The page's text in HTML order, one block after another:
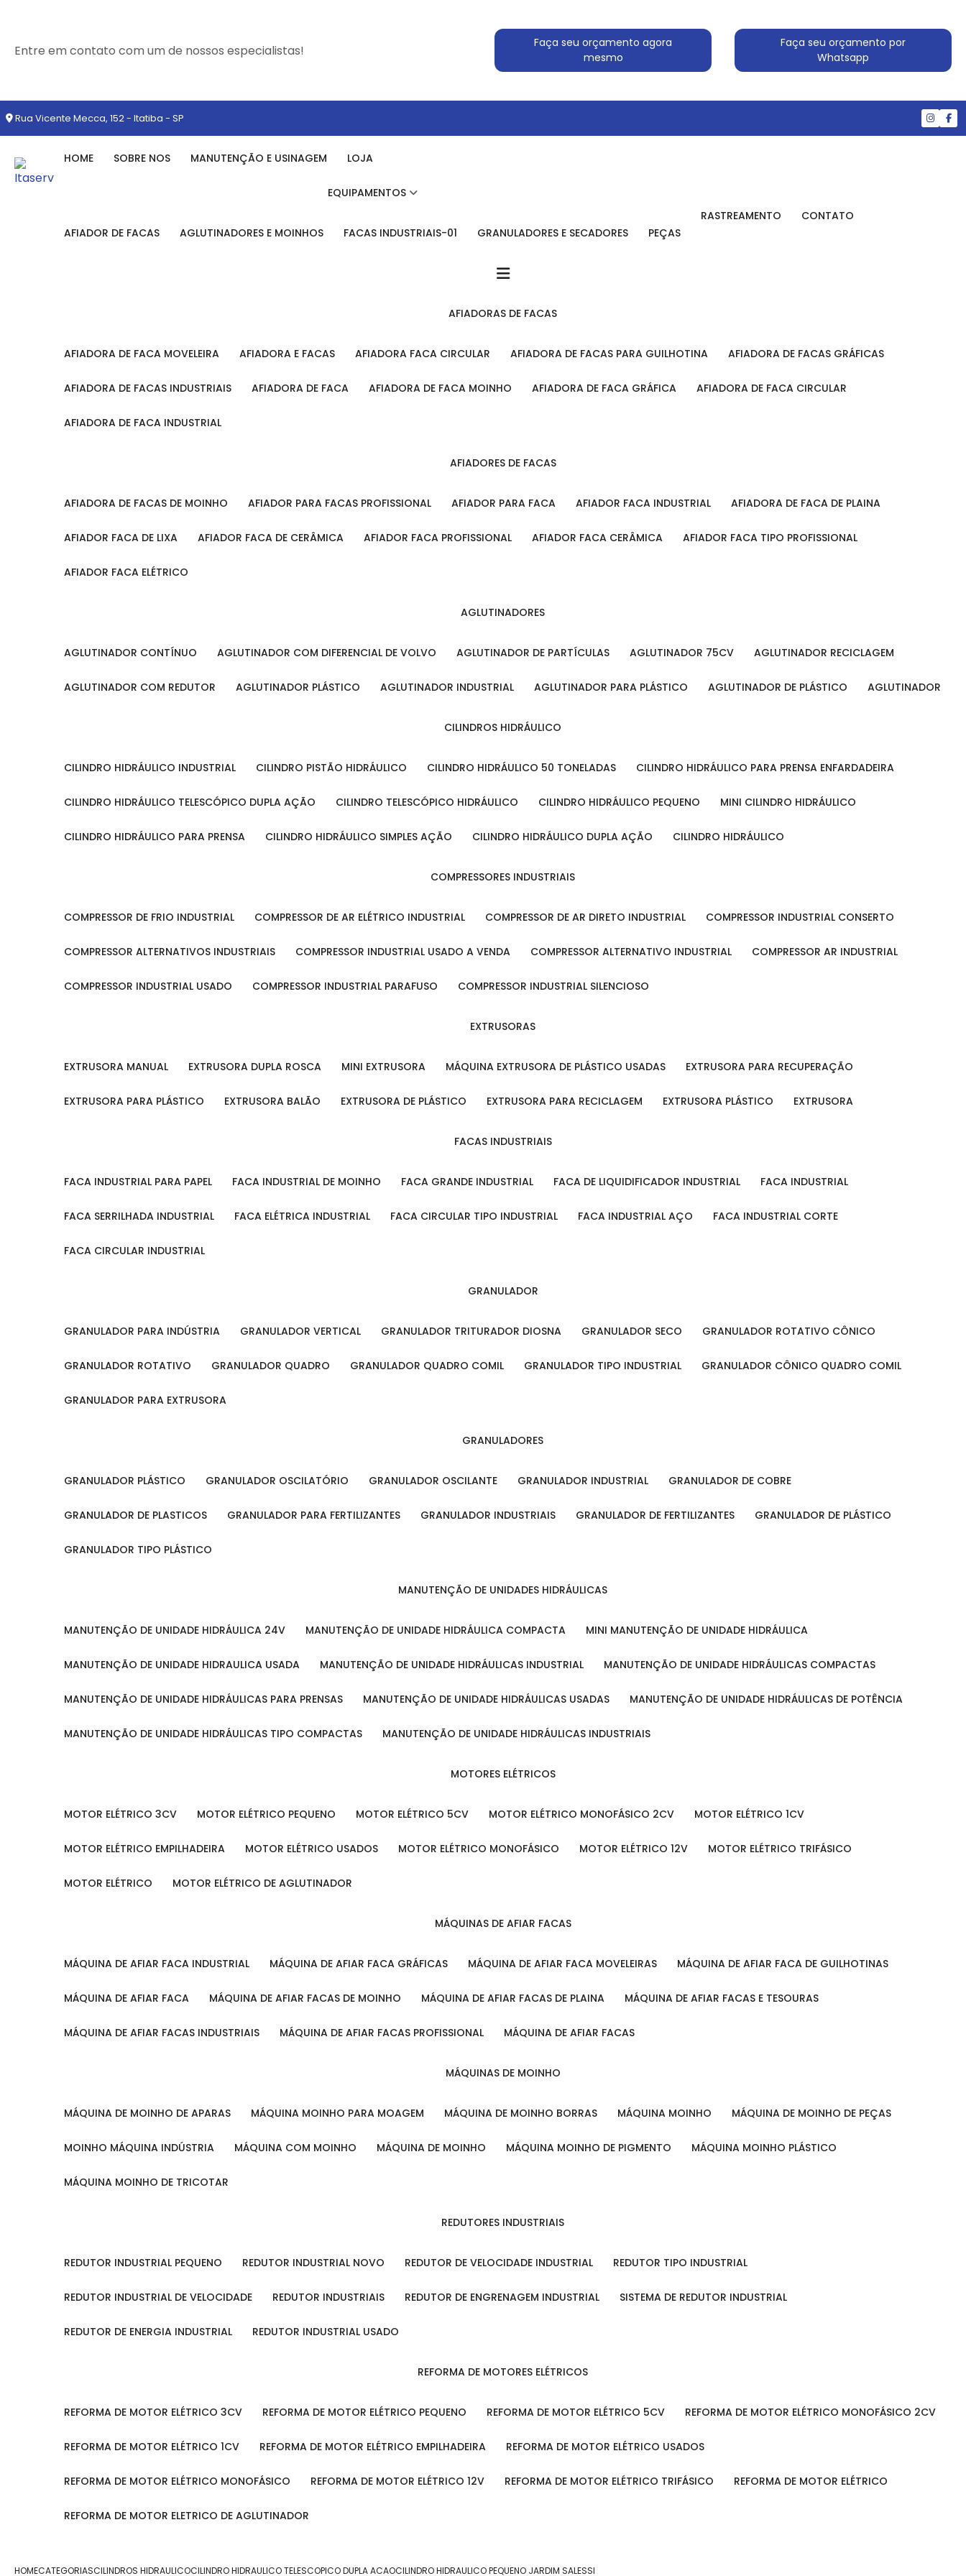
Entre em contato com um de nossos especialistas!
Faça seu orçamento agora
mesmo
Faça seu orçamento por
Whatsapp
Rua Vicente Mecca, 152 - Itatiba - SP
HOME SOBRE NOS MANUTENÇÃO E USINAGEM LOJA
EQUIPAMENTOS
AFIADOR DE FACAS AGLUTINADORES E MOINHOS FACAS INDUSTRIAIS-01 GRANULADORES E SECADORES PEÇAS
RASTREAMENTO CONTATO
AFIADORAS DE FACAS
AFIADORA DE FACA MOVELEIRA AFIADORA E FACAS AFIADORA FACA CIRCULAR AFIADORA DE FACAS PARA GUILHOTINA AFIADORA DE FACAS GRÁFICAS
AFIADORA DE FACAS INDUSTRIAIS AFIADORA DE FACA AFIADORA DE FACA MOINHO AFIADORA DE FACA GRÁFICA AFIADORA DE FACA CIRCULAR
AFIADORA DE FACA INDUSTRIAL
AFIADORES DE FACAS
AFIADORA DE FACAS DE MOINHO AFIADOR PARA FACAS PROFISSIONAL AFIADOR PARA FACA AFIADOR FACA INDUSTRIAL AFIADORA DE FACA DE PLAINA
AFIADOR FACA DE LIXA AFIADOR FACA DE CERÂMICA AFIADOR FACA PROFISSIONAL AFIADOR FACA CERÂMICA AFIADOR FACA TIPO PROFISSIONAL
AFIADOR FACA ELÉTRICO
AGLUTINADORES
AGLUTINADOR CONTÍNUO AGLUTINADOR COM DIFERENCIAL DE VOLVO AGLUTINADOR DE PARTÍCULAS AGLUTINADOR 75CV AGLUTINADOR RECICLAGEM
AGLUTINADOR COM REDUTOR AGLUTINADOR PLÁSTICO AGLUTINADOR INDUSTRIAL AGLUTINADOR PARA PLÁSTICO AGLUTINADOR DE PLÁSTICO AGLUTINADOR
CILINDROS HIDRÁULICO
CILINDRO HIDRÁULICO INDUSTRIAL CILINDRO PISTÃO HIDRÁULICO CILINDRO HIDRÁULICO 50 TONELADAS CILINDRO HIDRÁULICO PARA PRENSA ENFARDADEIRA
CILINDRO HIDRÁULICO TELESCÓPICO DUPLA AÇÃO CILINDRO TELESCÓPICO HIDRÁULICO CILINDRO HIDRÁULICO PEQUENO MINI CILINDRO HIDRÁULICO
CILINDRO HIDRÁULICO PARA PRENSA CILINDRO HIDRÁULICO SIMPLES AÇÃO CILINDRO HIDRÁULICO DUPLA AÇÃO CILINDRO HIDRÁULICO
COMPRESSORES INDUSTRIAIS
COMPRESSOR DE FRIO INDUSTRIAL COMPRESSOR DE AR ELÉTRICO INDUSTRIAL COMPRESSOR DE AR DIRETO INDUSTRIAL COMPRESSOR INDUSTRIAL CONSERTO
COMPRESSOR ALTERNATIVOS INDUSTRIAIS COMPRESSOR INDUSTRIAL USADO A VENDA COMPRESSOR ALTERNATIVO INDUSTRIAL COMPRESSOR AR INDUSTRIAL
COMPRESSOR INDUSTRIAL USADO COMPRESSOR INDUSTRIAL PARAFUSO COMPRESSOR INDUSTRIAL SILENCIOSO
EXTRUSORAS
EXTRUSORA MANUAL EXTRUSORA DUPLA ROSCA MINI EXTRUSORA MÁQUINA EXTRUSORA DE PLÁSTICO USADAS EXTRUSORA PARA RECUPERAÇÃO
EXTRUSORA PARA PLÁSTICO EXTRUSORA BALÃO EXTRUSORA DE PLÁSTICO EXTRUSORA PARA RECICLAGEM EXTRUSORA PLÁSTICO EXTRUSORA
FACAS INDUSTRIAIS
FACA INDUSTRIAL PARA PAPEL FACA INDUSTRIAL DE MOINHO FACA GRANDE INDUSTRIAL FACA DE LIQUIDIFICADOR INDUSTRIAL FACA INDUSTRIAL
FACA SERRILHADA INDUSTRIAL FACA ELÉTRICA INDUSTRIAL FACA CIRCULAR TIPO INDUSTRIAL FACA INDUSTRIAL AÇO FACA INDUSTRIAL CORTE
FACA CIRCULAR INDUSTRIAL
GRANULADOR
GRANULADOR PARA INDÚSTRIA GRANULADOR VERTICAL GRANULADOR TRITURADOR DIOSNA GRANULADOR SECO GRANULADOR ROTATIVO CÔNICO
GRANULADOR ROTATIVO GRANULADOR QUADRO GRANULADOR QUADRO COMIL GRANULADOR TIPO INDUSTRIAL GRANULADOR CÔNICO QUADRO COMIL
GRANULADOR PARA EXTRUSORA
GRANULADORES
GRANULADOR PLÁSTICO GRANULADOR OSCILATÓRIO GRANULADOR OSCILANTE GRANULADOR INDUSTRIAL GRANULADOR DE COBRE
GRANULADOR DE PLASTICOS GRANULADOR PARA FERTILIZANTES GRANULADOR INDUSTRIAIS GRANULADOR DE FERTILIZANTES GRANULADOR DE PLÁSTICO
GRANULADOR TIPO PLÁSTICO
MANUTENÇÃO DE UNIDADES HIDRÁULICAS
MANUTENÇÃO DE UNIDADE HIDRÁULICA 24V MANUTENÇÃO DE UNIDADE HIDRÁULICA COMPACTA MINI MANUTENÇÃO DE UNIDADE HIDRÁULICA
MANUTENÇÃO DE UNIDADE HIDRAULICA USADA MANUTENÇÃO DE UNIDADE HIDRÁULICAS INDUSTRIAL MANUTENÇÃO DE UNIDADE HIDRÁULICAS COMPACTAS
MANUTENÇÃO DE UNIDADE HIDRÁULICAS PARA PRENSAS MANUTENÇÃO DE UNIDADE HIDRÁULICAS USADAS MANUTENÇÃO DE UNIDADE HIDRÁULICAS DE POTÊNCIA
MANUTENÇÃO DE UNIDADE HIDRÁULICAS TIPO COMPACTAS MANUTENÇÃO DE UNIDADE HIDRÁULICAS INDUSTRIAIS
MOTORES ELÉTRICOS
MOTOR ELÉTRICO 3CV MOTOR ELÉTRICO PEQUENO MOTOR ELÉTRICO 5CV MOTOR ELÉTRICO MONOFÁSICO 2CV MOTOR ELÉTRICO 1CV
MOTOR ELÉTRICO EMPILHADEIRA MOTOR ELÉTRICO USADOS MOTOR ELÉTRICO MONOFÁSICO MOTOR ELÉTRICO 12V MOTOR ELÉTRICO TRIFÁSICO
MOTOR ELÉTRICO MOTOR ELÉTRICO DE AGLUTINADOR
MÁQUINAS DE AFIAR FACAS
MÁQUINA DE AFIAR FACA INDUSTRIAL MÁQUINA DE AFIAR FACA GRÁFICAS MÁQUINA DE AFIAR FACA MOVELEIRAS MÁQUINA DE AFIAR FACA DE GUILHOTINAS
MÁQUINA DE AFIAR FACA MÁQUINA DE AFIAR FACAS DE MOINHO MÁQUINA DE AFIAR FACAS DE PLAINA MÁQUINA DE AFIAR FACAS E TESOURAS
MÁQUINA DE AFIAR FACAS INDUSTRIAIS MÁQUINA DE AFIAR FACAS PROFISSIONAL MÁQUINA DE AFIAR FACAS
MÁQUINAS DE MOINHO
MÁQUINA DE MOINHO DE APARAS MÁQUINA MOINHO PARA MOAGEM MÁQUINA DE MOINHO BORRAS MÁQUINA MOINHO MÁQUINA DE MOINHO DE PEÇAS
MOINHO MÁQUINA INDÚSTRIA MÁQUINA COM MOINHO MÁQUINA DE MOINHO MÁQUINA MOINHO DE PIGMENTO MÁQUINA MOINHO PLÁSTICO
MÁQUINA MOINHO DE TRICOTAR
REDUTORES INDUSTRIAIS
REDUTOR INDUSTRIAL PEQUENO REDUTOR INDUSTRIAL NOVO REDUTOR DE VELOCIDADE INDUSTRIAL REDUTOR TIPO INDUSTRIAL
REDUTOR INDUSTRIAL DE VELOCIDADE REDUTOR INDUSTRIAIS REDUTOR DE ENGRENAGEM INDUSTRIAL SISTEMA DE REDUTOR INDUSTRIAL
REDUTOR DE ENERGIA INDUSTRIAL REDUTOR INDUSTRIAL USADO
REFORMA DE MOTORES ELÉTRICOS
REFORMA DE MOTOR ELÉTRICO 3CV REFORMA DE MOTOR ELÉTRICO PEQUENO REFORMA DE MOTOR ELÉTRICO 5CV REFORMA DE MOTOR ELÉTRICO MONOFÁSICO 2CV
REFORMA DE MOTOR ELÉTRICO 1CV REFORMA DE MOTOR ELÉTRICO EMPILHADEIRA REFORMA DE MOTOR ELÉTRICO USADOS
REFORMA DE MOTOR ELÉTRICO MONOFÁSICO REFORMA DE MOTOR ELÉTRICO 12V REFORMA DE MOTOR ELÉTRICO TRIFÁSICO REFORMA DE MOTOR ELÉTRICO
REFORMA DE MOTOR ELETRICO DE AGLUTINADOR
HOMECATEGORIASCILINDROS HIDRAULICOCILINDRO HIDRAULICO TELESCOPICO DUPLA ACAOCILINDRO HIDRAULICO PEQUENO JARDIM SALESSI